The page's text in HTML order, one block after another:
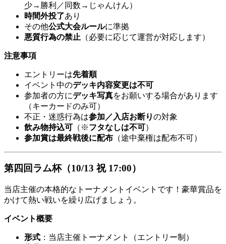
少→勝利／同数→じゃんけん）
時間外投了あり
その他公式大会ルールに準拠
悪質行為の禁止 （必要に応じて運営が対応します）
注意事項
エントリーは先着順
イベント中のデッキ内容変更は不可
参加者の方にデッキ写真をお願いする場合があります
（キーカードのみ可）
不正・迷惑行為は参加／入店お断りの対象
飲み物持込可 （※フタなしは不可）
参加賞は最終戦後に配布 （途中棄権は配布不可）
第四回ラム杯（10/13 祝 17:00）
当店主催の本格的なトーナメントイベントです！豪華賞品を
かけて熱い戦いを繰り広げましょう。
イベント概要
形式 ：当店主催トーナメント（エントリー制）